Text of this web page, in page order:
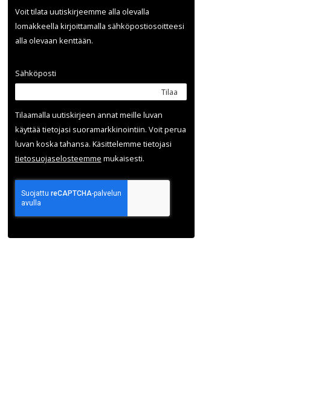
Voit tilata uutiskirjeemme alla olevalla
lomakkeella kirjoittamalla sähköpostiosoitteesi
alla olevaan kenttään.
Sähköposti
Tilaa
Tilaamalla uutis­kirjeen annat meille luvan
käyttää tietojasi suora­markkinointiin. Voit perua
luvan koska tahansa. Käsittelemme tietojasi
tieto­suoja­selosteemme mukaisesti.